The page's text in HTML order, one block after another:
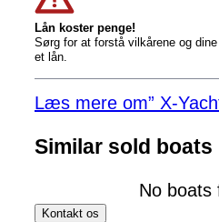
Lån koster penge!
Sørg for at forstå vilkårene og
et lån.
Læs mere om” X-
Similar sold boats
No boats
Kontakt os